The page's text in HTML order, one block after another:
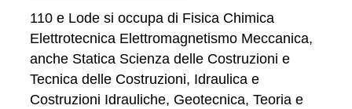
110 e Lode si occupa di Fisica Chimica
Elettrotecnica Elettromagnetismo Meccanica,
anche Statica Scienza delle Costruzioni e
Tecnica delle Costruzioni, Idraulica e
Costruzioni Idrauliche, Geotecnica, Teoria e